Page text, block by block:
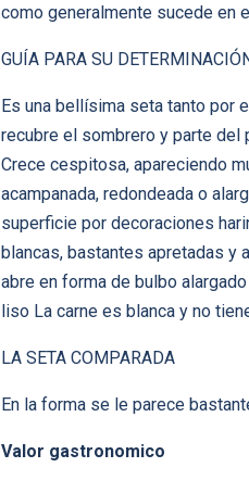
como generalmente sucede en
GUÍA PARA SU
Es una bellísima seta tanto por
recubre el sombrero y parte del
Crece cespitosa, apareciendo
acampanada, redondeada o
superficie por decoraciones
blancas, bastantes apretadas y
abre en forma de bulbo
liso La carne es blanca y no
LA SETA COMPARADA
En la forma se le parece
Valor gastronomico